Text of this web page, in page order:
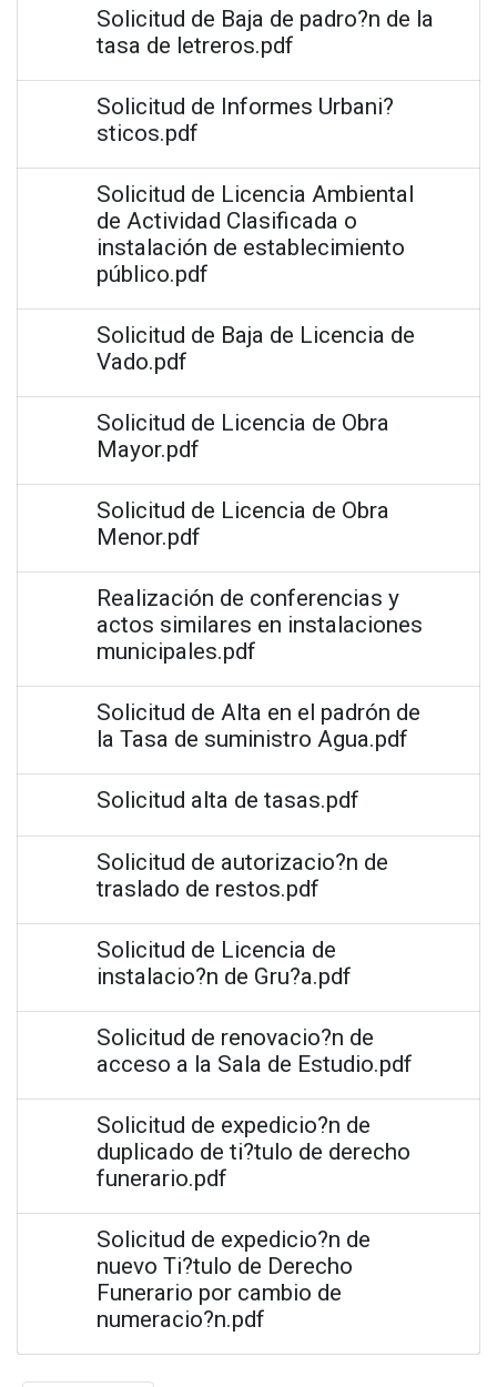
Solicitud de Baja de padro?n de la
tasa de letreros.pdf
Solicitud de Informes Urbani?
sticos.pdf
Solicitud de Licencia Ambiental
de Actividad Clasificada o
instalación de establecimiento
público.pdf
Solicitud de Baja de Licencia de
Vado.pdf
Solicitud de Licencia de Obra
Mayor.pdf
Solicitud de Licencia de Obra
Menor.pdf
Realización de conferencias y
actos similares en instalaciones
municipales.pdf
Solicitud de Alta en el padrón de
la Tasa de suministro Agua.pdf
Solicitud alta de tasas.pdf
Solicitud de autorizacio?n de
traslado de restos.pdf
Solicitud de Licencia de
instalacio?n de Gru?a.pdf
Solicitud de renovacio?n de
acceso a la Sala de Estudio.pdf
Solicitud de expedicio?n de
duplicado de ti?tulo de derecho
funerario.pdf
Solicitud de expedicio?n de
nuevo Ti?tulo de Derecho
Funerario por cambio de
numeracio?n.pdf